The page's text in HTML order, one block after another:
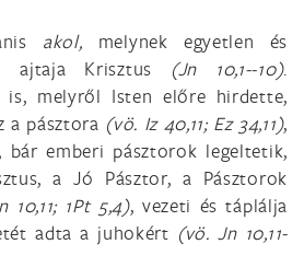
akol, melynek egyetlen és
ajtaja Krisztus (Jn 10,1--10).
is, melyről Isten előre hirdette,
a pásztora (vö. Iz 40,11; Ez 34,11),
bár emberi pásztorok legeltetik,
a Jó Pásztor, a Pásztorok
10,11; 1Pt 5,4), vezeti és táplálja
adta a juhokért (vö. Jn 10,11-